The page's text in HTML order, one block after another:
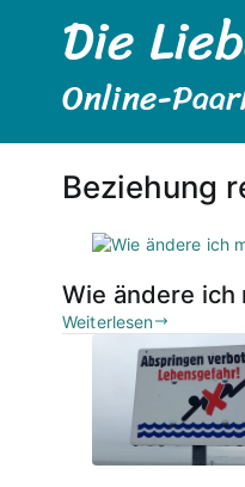
springenDie
Online-
Beziehung
Wie ändere ich
Weiterlesen